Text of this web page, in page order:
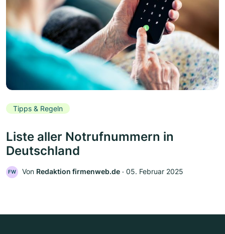
Tipps & Regeln
Liste aller Notrufnummern in
Deutschland
FW Von Redaktion firmenweb.de ‧ 05. Februar 2025